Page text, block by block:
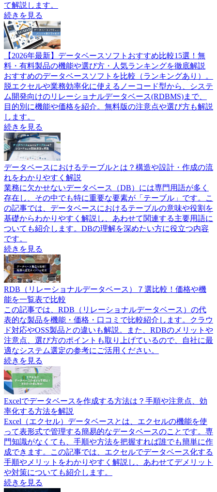
て解説します。
続きを見る
【2026年最新】データベースソフトおすすめ比較15選！無
料・有料製品の機能や選び方・人気ランキングを徹底解説
おすすめのデータベースソフトを比較（ランキングあり）。
脱エクセルや業務効率化に使えるノーコード型から、システ
ム開発向けのリレーショナルデータベース(RDBMS)まで、
目的別に機能や価格を紹介。無料版の注意点や選び方も解説
します。
続きを見る
データベースにおけるテーブルとは？構造や設計・作成の流
れをわかりやすく解説
業務に欠かせないデータベース（DB）には専門用語が多く
存在し、その中でも特に重要な要素が「テーブル」です。こ
の記事では、データベースにおけるテーブルの意味や役割を
基礎からわかりやすく解説し、あわせて関連する主要用語に
ついても紹介します。DBの理解を深めたい方に役立つ内容
です。
続きを見る
RDB（リレーショナルデータベース）７選比較！価格や機
能を一覧表で比較
この記事では、RDB（リレーショナルデータベース）の代
表的な製品を機能・価格・口コミで比較紹介します。クラウ
ド対応やOSS製品との違いも解説。また、RDBのメリットや
注意点、選び方のポイントも取り上げているので、自社に最
適なシステム選定の参考にご活用ください。
続きを見る
Excelでデータベースを作成する方法は？手順や注意点、効
率化する方法を解説
Excel（エクセル）データベースとは、エクセルの機能を使
って表形式で管理する簡易的なデータベースのことです。専
門知識がなくても、手順や方法を把握すれば誰でも簡単に作
成できます。この記事では、エクセルでデータベース化する
手順やメリットをわかりやすく解説し、あわせてデメリット
や対策についても紹介します。
続きを見る